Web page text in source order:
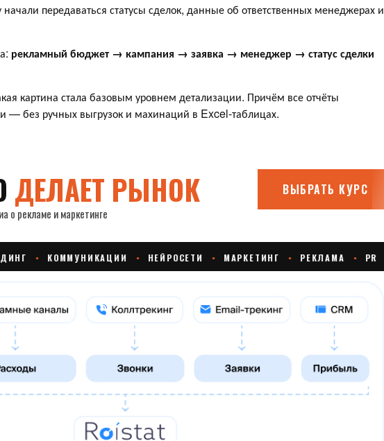
передаваться статусы сделок, данные об ответственных менеджерах и
рекламный бюджет → кампания → заявка → менеджер → статус сделки
картина стала базовым уровнем детализации. Причём все отчёты
— без ручных выгрузок и махинаций в Excel-таблицах.